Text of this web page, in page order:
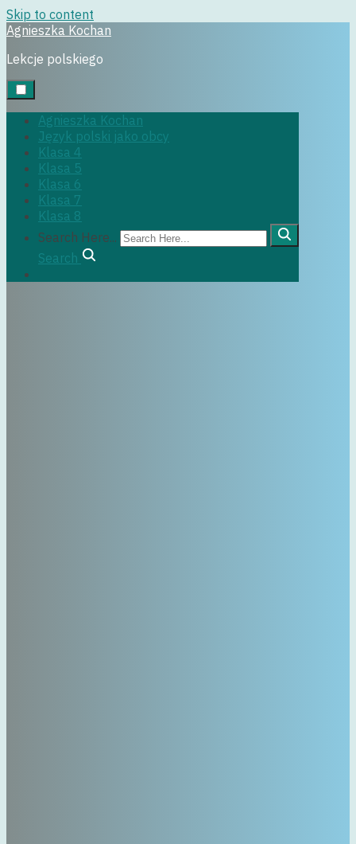
Skip to content
Agnieszka Kochan
Lekcje polskiego
Agnieszka Kochan
Język polski jako obcy
Klasa 4
Klasa 5
Klasa 6
Klasa 7
Klasa 8
Search Here...
Search
Uncategorized